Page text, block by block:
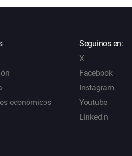
económicos
Seguinos en:
X
Facebook
Instagram
Youtube
LinkedIn